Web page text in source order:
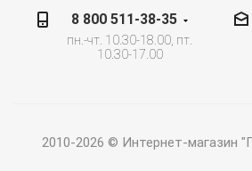
8 800 511-38-35
пн.-чт. 10.30-18.00, пт.
10.30-17.00
2010-2026 © Интернет-магазин